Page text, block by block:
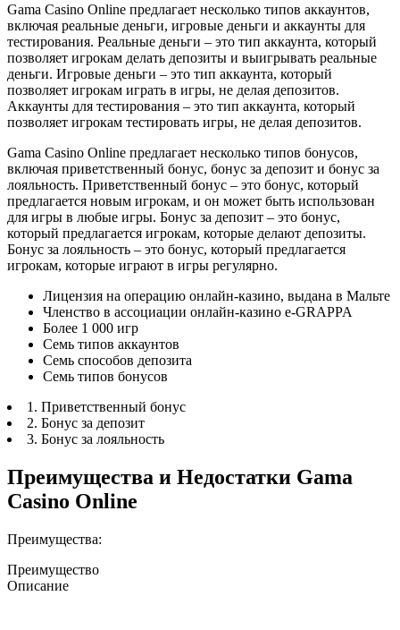
Gama Casino Online предлагает несколько типов аккаунтов,
включая реальные деньги, игровые деньги и аккаунты для
тестирования. Реальные деньги – это тип аккаунта, который
позволяет игрокам делать депозиты и выигрывать реальные
деньги. Игровые деньги – это тип аккаунта, который
позволяет игрокам играть в игры, не делая депозитов.
Аккаунты для тестирования – это тип аккаунта, который
позволяет игрокам тестировать игры, не делая депозитов.
Gama Casino Online предлагает несколько типов бонусов,
включая приветственный бонус, бонус за депозит и бонус за
лояльность. Приветственный бонус – это бонус, который
предлагается новым игрокам, и он может быть использован
для игры в любые игры. Бонус за депозит – это бонус,
который предлагается игрокам, которые делают депозиты.
Бонус за лояльность – это бонус, который предлагается
игрокам, которые играют в игры регулярно.
Лицензия на операцию онлайн-казино, выдана в Мальте
Членство в ассоциации онлайн-казино e-GRAPPA
Более 1 000 игр
Семь типов аккаунтов
Семь способов депозита
Семь типов бонусов
1. Приветственный бонус
2. Бонус за депозит
3. Бонус за лояльность
Преимущества и Недостатки Gama
Casino Online
Преимущества:
Преимущество
Описание